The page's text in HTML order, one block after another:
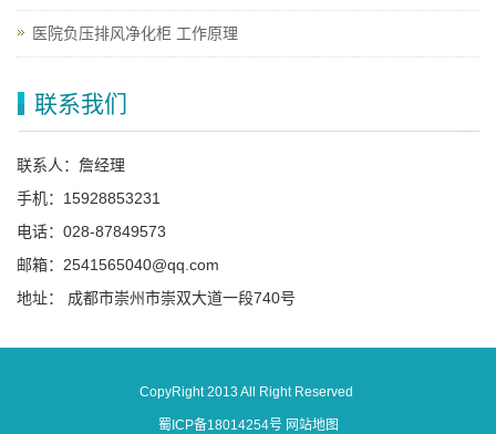
医院负压排风净化柜 工作原理
联系我们
联系人：詹经理
手机：15928853231
电话：028-87849573
邮箱：2541565040@qq.com
地址： 成都市崇州市崇双大道一段740号
CopyRight 2013 All Right Reserved
蜀ICP备18014254号 网站地图